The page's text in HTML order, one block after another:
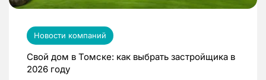
Новости компаний
Свой дом в Томске: как выбрать застройщика в
2026 году